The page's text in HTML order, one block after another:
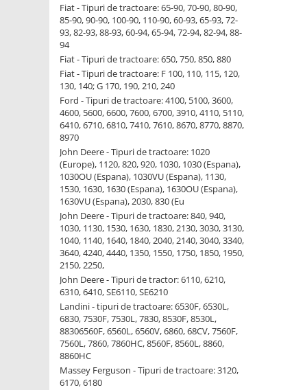
1.6.2. Alternatoare
1.6.3. Instalații de Iluminat
1.6.4. Demaroare
1.6.8. Echipamente & aparate de
masurare/testare
1.6.5. Întrerupătoare
1.6.6 Priza & Stechere
1.6.7. Diverse
1.7. Sisteme de franare
1.7.1 Cablu frana
1.7.2. Placute de frana
1.7.3. Simeringuri sistem franare
1.7.4. Piese si accesorii frana
Fiat - Tipuri de tractoare: 65-90, 70-90, 80-90,
85-90, 90-90, 100-90, 110-90, 60-93, 65-93, 72-
93, 82-93, 88-93, 60-94, 65-94, 72-94, 82-94, 88-
94
Fiat - Tipuri de tractoare: 650, 750, 850, 880
Fiat - Tipuri de tractoare: F 100, 110, 115, 120,
130, 140; G 170, 190, 210, 240
Ford - Tipuri de tractoare: 4100, 5100, 3600,
4600, 5600, 6600, 7600, 6700, 3910, 4110, 5110,
6410, 6710, 6810, 7410, 7610, 8670, 8770, 8870,
8970
John Deere - Tipuri de tractoare: 1020
(Europe), 1120, 820, 920, 1030, 1030 (Espana),
1030OU (Espana), 1030VU (Espana), 1130,
1530, 1630, 1630 (Espana), 1630OU (Espana),
1630VU (Espana), 2030, 830 (Eu
John Deere - Tipuri de tractoare: 840, 940,
1030, 1130, 1530, 1630, 1830, 2130, 3030, 3130,
1040, 1140, 1640, 1840, 2040, 2140, 3040, 3340,
3640, 4240, 4440, 1350, 1550, 1750, 1850, 1950,
2150, 2250,
John Deere - Tipuri de tractor: 6110, 6210,
6310, 6410, SE6110, SE6210
Landini - tipuri de tractoare: 6530F, 6530L,
6830, 7530F, 7530L, 7830, 8530F, 8530L,
88306560F, 6560L, 6560V, 6860, 68CV, 7560F,
7560L, 7860, 7860HC, 8560F, 8560L, 8860,
8860HC
Massey Ferguson - Tipuri de tractoare: 3120,
6170, 6180